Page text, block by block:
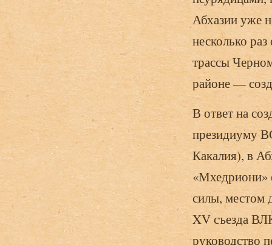
Абхазии уже
несколько
трассы
районе —
В ответ на
президиуму
Какалия), в
«Мхедриони»
силы, местом
XV съезда
руководство